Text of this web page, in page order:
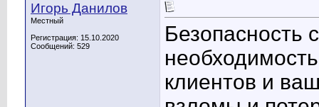
Игорь Данилов
Местный
Регистрация: 15.10.2020
Сообщений: 529
Безопасность
клиентов и